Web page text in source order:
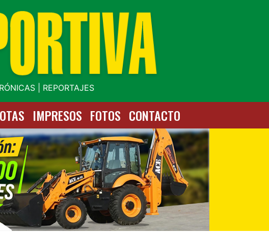
| REPORTAJES
IMPRESOS FOTOS CONTACTO